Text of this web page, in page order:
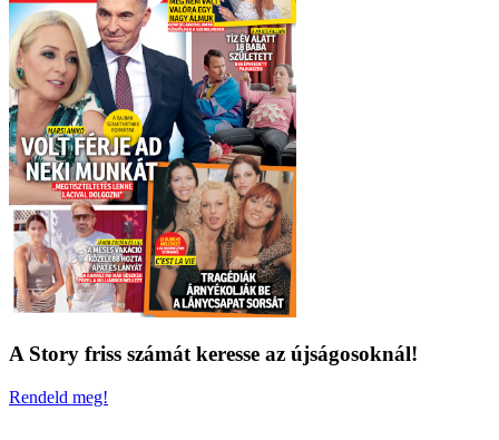
A Story friss számát keresse az újságosoknál!
Rendeld meg!